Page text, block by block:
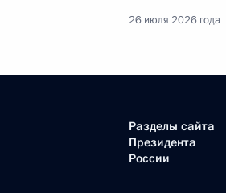
26 июля 2026 года
Разделы сайта
Президента
России